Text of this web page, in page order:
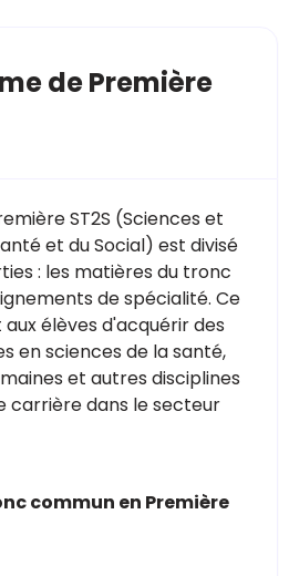
de Première
ST2S (Sciences et
et du Social) est divisé
: les matières du tronc
de spécialité. Ce
élèves d'acquérir des
en sciences de la santé,
et autres disciplines
carrière dans le secteur
commun en Première